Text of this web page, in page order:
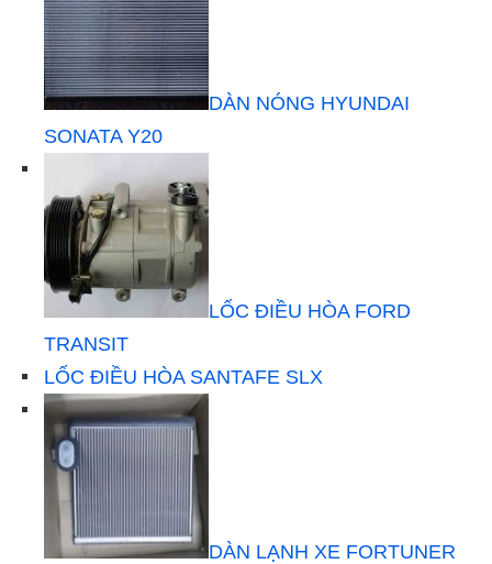
DÀN NÓNG HYUNDAI
SONATA Y20
LỐC ĐIỀU HÒA FORD
TRANSIT
LỐC ĐIỀU HÒA SANTAFE SLX
DÀN LẠNH XE FORTUNER